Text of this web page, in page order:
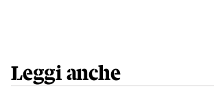
Leggi anche